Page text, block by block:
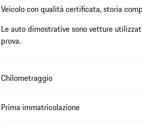
Veicolo con qualità certificata, storia
Le auto dimostrative sono vetture
prova.
Chilometraggio
Prima immatricolazione